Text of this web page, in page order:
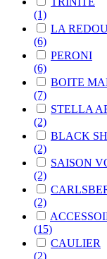
(1)
LA
(6)
PERONI
(6)
BOITE
(7)
STELLA
(2)
BLACK
(2)
SAISON
(2)
(2)
(15)
CAULIER
(2)